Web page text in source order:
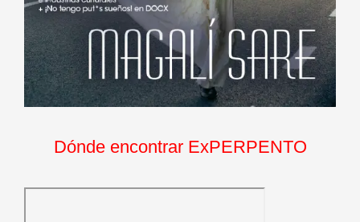
Dónde encontrar ExPERPENTO